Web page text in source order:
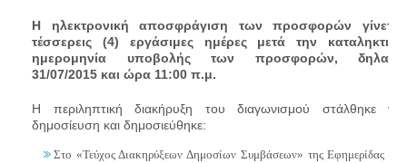
Η ηλεκτρονική αποσφράγιση των προσφορών γίνεται
τέσσερεις (4) εργάσιμες ημέρες μετά την καταληκτική
ημερομηνία υποβολής των προσφορών, δηλαδή
31/07/2015 και ώρα 11:00 π.μ.
Η περιληπτική διακήρυξη του διαγωνισμού στάλθηκε για
δημοσίευση και δημοσιεύθηκε:
Στο «Τεύχος Διακηρύξεων Δημοσίων Συμβάσεων» της Εφημερίδας της